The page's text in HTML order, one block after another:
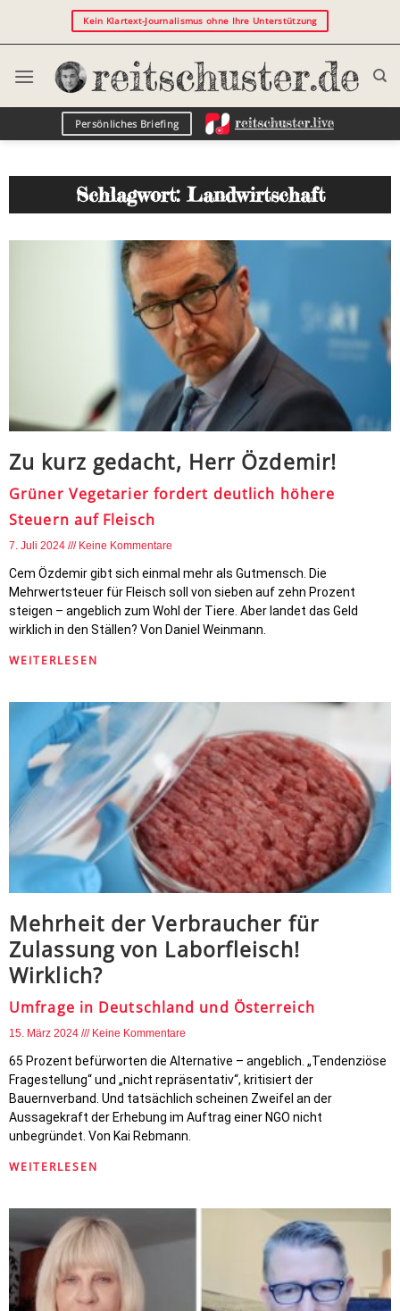
Kein Klartext-Journalismus ohne Ihre Unterstützung
Persönliches Briefing
Schlagwort: Landwirtschaft
Zu kurz gedacht, Herr Özdemir!
Grüner Vegetarier fordert deutlich höhere
Steuern auf Fleisch
7. Juli 2024 Keine Kommentare
Cem Özdemir gibt sich einmal mehr als Gutmensch. Die
Mehrwertsteuer für Fleisch soll von sieben auf zehn Prozent
steigen – angeblich zum Wohl der Tiere. Aber landet das Geld
wirklich in den Ställen? Von Daniel Weinmann.
WEITERLESEN
Mehrheit der Verbraucher für
Zulassung von Laborfleisch!
Wirklich?
Umfrage in Deutschland und Österreich
15. März 2024 Keine Kommentare
65 Prozent befürworten die Alternative – angeblich. „Tendenziöse
Fragestellung“ und „nicht repräsentativ“, kritisiert der
Bauernverband. Und tatsächlich scheinen Zweifel an der
Aussagekraft der Erhebung im Auftrag einer NGO nicht
unbegründet. Von Kai Rebmann.
WEITERLESEN